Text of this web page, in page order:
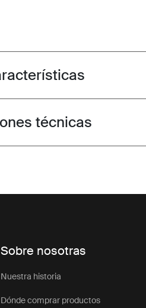
Toggle features
Toggle techspec
técnicas
Sobre nosotras
Nuestra historia
Dónde comprar productos